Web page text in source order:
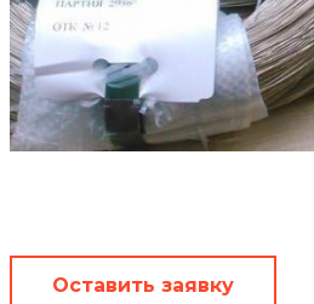
Оставить заявку